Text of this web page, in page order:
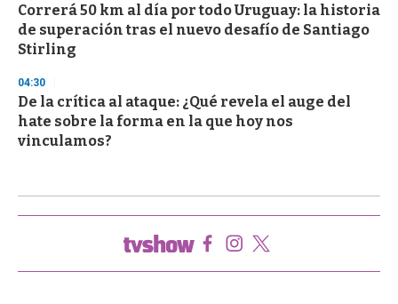
Correrá 50 km al día por todo Uruguay: la historia
de superación tras el nuevo desafío de Santiago
Stirling
04:30
De la crítica al ataque: ¿Qué revela el auge del
hate sobre la forma en la que hoy nos
vinculamos?